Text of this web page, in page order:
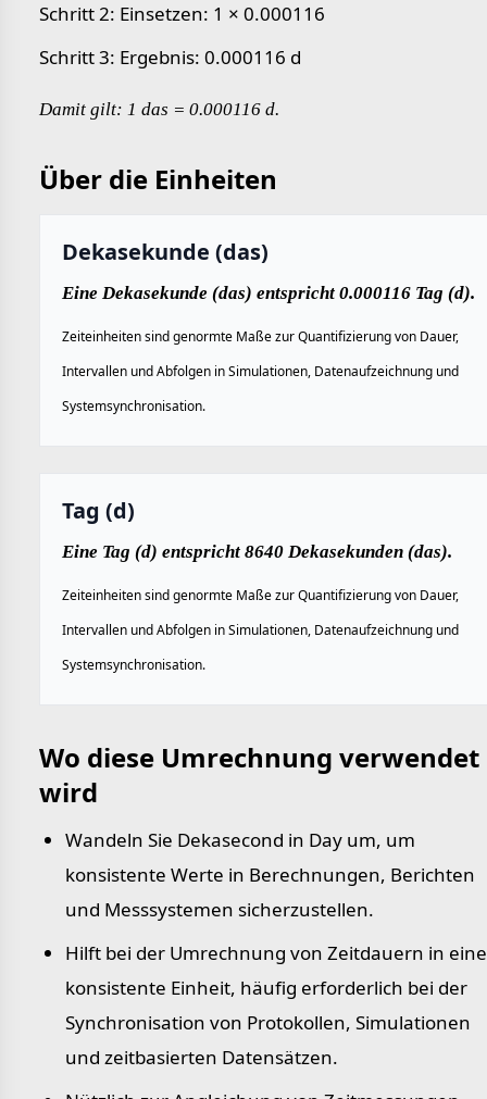
Schritt 2: Einsetzen: 1 × 0.000116
Schritt 3: Ergebnis: 0.000116 d
Damit gilt: 1 das = 0.000116 d.
Über die Einheiten
Dekasekunde (das)
Eine Dekasekunde (das) entspricht 0.000116 Tag (d).
Zeiteinheiten sind genormte Maße zur Quantifizierung von Dauer,
Intervallen und Abfolgen in Simulationen, Datenaufzeichnung und
Systemsynchronisation.
Tag (d)
Eine Tag (d) entspricht 8640 Dekasekunden (das).
Zeiteinheiten sind genormte Maße zur Quantifizierung von Dauer,
Intervallen und Abfolgen in Simulationen, Datenaufzeichnung und
Systemsynchronisation.
Wo diese Umrechnung verwendet
wird
Wandeln Sie Dekasecond in Day um, um
konsistente Werte in Berechnungen, Berichten
und Messsystemen sicherzustellen.
Hilft bei der Umrechnung von Zeitdauern in eine
konsistente Einheit, häufig erforderlich bei der
Synchronisation von Protokollen, Simulationen
und zeitbasierten Datensätzen.